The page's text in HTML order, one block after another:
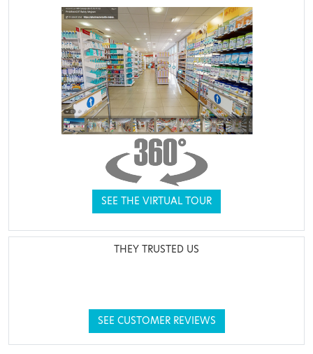
SEE THE VIRTUAL TOUR
THEY TRUSTED US
SEE CUSTOMER REVIEWS